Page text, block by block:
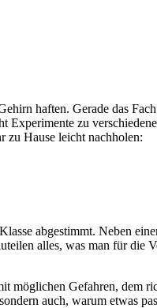
haften. Gerade das
Experimente zu
zu Hause leicht nachholen:
abgestimmt. Neben
alles, was man für
möglichen Gefahren, dem
auch, warum etwas